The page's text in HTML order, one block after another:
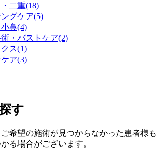
二重(18)
グケア(5)
鼻(4)
・バストケア(2)
ス(1)
ア(3)
す
希望の施術が見つからなかった患者様も
る場合がございます。